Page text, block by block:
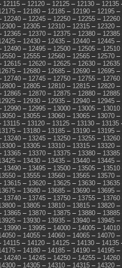
12115 – 12120 – 12125 – 12130 – 12135
– 12180 – 12185 – 12190 – 12195 –
12240 – 12245 – 12250 – 12255 – 12260
– 12305 – 12310 – 12315 – 12320 –
12365 – 12370 – 12375 – 12380 – 12385
– 12430 – 12435 – 12440 – 12445 –
12490 – 12495 – 12500 – 12505 – 12510
– 12555 – 12560 – 12565 – 12570 –
12615 – 12620 – 12625 – 12630 – 12635
– 12680 – 12685 – 12690 – 12695 –
12740 – 12745 – 12750 – 12755 – 12760
– 12805 – 12810 – 12815 – 12820 –
12865 – 12870 – 12875 – 12880 – 12885
– 12930 – 12935 – 12940 – 12945 –
12990 – 12995 – 13000 – 13005 – 13010
– 13055 – 13060 – 13065 – 13070 –
13115 – 13120 – 13125 – 13130 – 13135
– 13180 – 13185 – 13190 – 13195 –
13240 – 13245 – 13250 – 13255 – 13260
– 13305 – 13310 – 13315 – 13320 –
13365 – 13370 – 13375 – 13380 – 13385
– 13430 – 13435 – 13440 – 13445 –
13490 – 13495 – 13500 – 13505 – 13510
– 13555 – 13560 – 13565 – 13570 –
13615 – 13620 – 13625 – 13630 – 13635
– 13680 – 13685 – 13690 – 13695 –
13740 – 13745 – 13750 – 13755 – 13760
– 13805 – 13810 – 13815 – 13820 –
13865 – 13870 – 13875 – 13880 – 13885
– 13930 – 13935 – 13940 – 13945 –
13990 – 13995 – 14000 – 14005 – 14010
– 14055 – 14060 – 14065 – 14070 –
14115 – 14120 – 14125 – 14130 – 14135
– 14180 – 14185 – 14190 – 14195 –
14240 – 14245 – 14250 – 14255 – 14260
– 14305 – 14310 – 14315 – 14320 –